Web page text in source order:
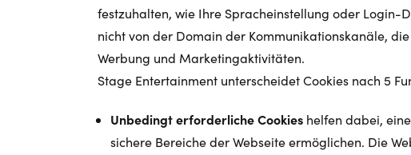
festzuhalten, wie Ihre Spracheinstellung oder Login-
nicht von der Domain der Kommunikationskanäle,
Werbung und Marketingaktivitäten.
Stage Entertainment unterscheidet Cookies nach 5
Unbedingt erforderliche Cookies helfen dabei,
sichere Bereiche der Webseite ermöglichen. Die